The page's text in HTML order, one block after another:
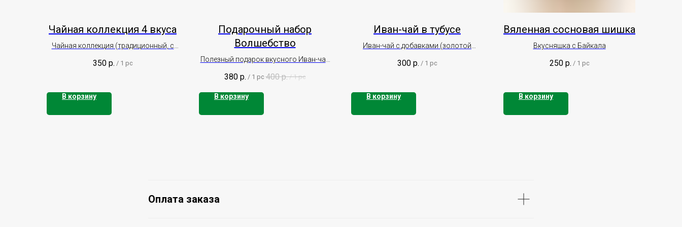
Чайная коллекция 4 вкуса
Чайная коллекция (традиционный, с
облепихой)
350 р. / 1 pc
В корзину
Подарочный набор
Волшебство
Полезный подарок вкусного Иван-чая
леденцом
380 р. / 1 pc 400 р. / 1 pc
В корзину
Иван-чай в тубусе
Иван-чай с добавками (золотой
200гр.)
300 р. / 1 pc
В корзину
Вяленная сосновая шишка
Вкусняшка с Байкала
250 р. / 1 pc
В корзину
Оплата заказа